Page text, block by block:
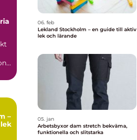
–
06. feb
Lekland Stockholm – en guide till aktiv
lek och lärande
05. jan
Arbetsbyxor dam stretch bekväma,
funktionella och slitstarka